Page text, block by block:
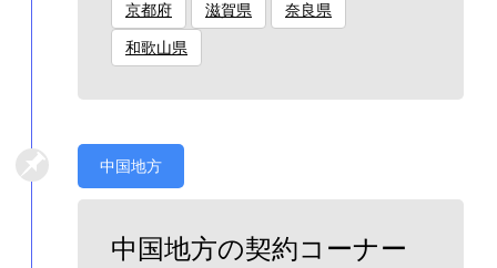
京都府 滋賀県 奈良県
和歌山県
中国地方
中国地方の契約コーナー